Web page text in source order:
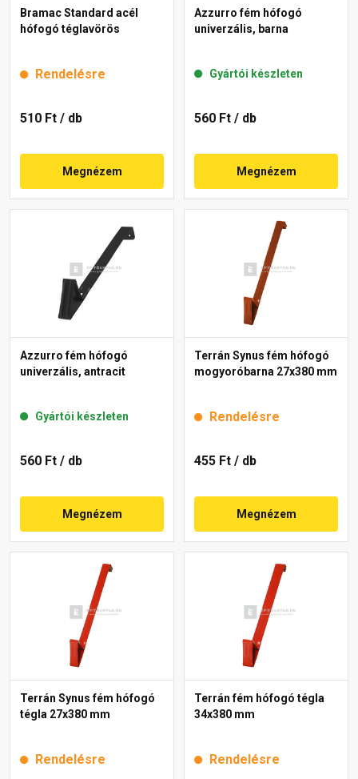
Bramac Standard acél
hófogó téglavörös
Rendelésre
510 Ft / db
Megnézem
Azzurro fém hófogó
univerzális, barna
Gyártói készleten
560 Ft / db
Megnézem
Azzurro fém hófogó
univerzális, antracit
Gyártói készleten
560 Ft / db
Megnézem
Terrán Synus fém hófogó
mogyoróbarna 27x380 mm
Rendelésre
455 Ft / db
Megnézem
Terrán Synus fém hófogó
tégla 27x380 mm
Rendelésre
Terrán fém hófogó tégla
34x380 mm
Rendelésre